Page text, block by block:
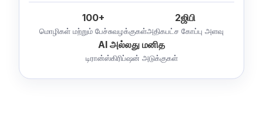
100+
மொழிகள் மற்றும் பேச்சுவழக்குகள்
2ஜிபி
அதிகபட்ச கோப்பு அளவு
AI அல்லது மனித
டிரான்ஸ்கிரிப்ஷன் அடுக்குகள்